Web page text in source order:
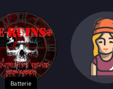
Batterie